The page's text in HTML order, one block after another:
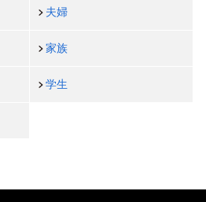
夫婦
家族
学生